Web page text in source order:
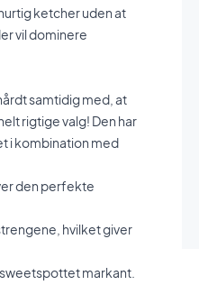
ketcher uden at
vil dominere
samtidig med, at
rigtige valg! Den har
i kombination med
den perfekte
hvilket giver
markant.